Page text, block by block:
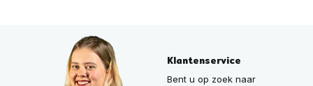
Klantenservice
Bent u op zoek naar